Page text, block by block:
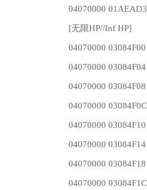
04070000
[无限HP//Inf HP]
04070000 03084F00
04070000 03084F04
04070000 03084F08
04070000 03084F0C
04070000 03084F10
04070000 03084F14
04070000 03084F18
04070000 03084F1C